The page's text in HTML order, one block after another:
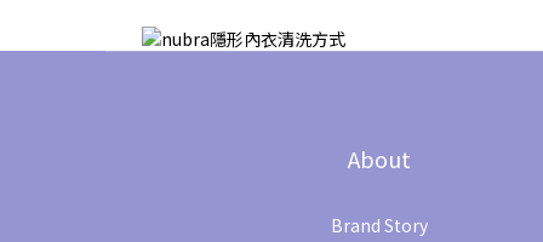
About
Brand Story